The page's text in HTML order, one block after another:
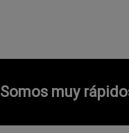
Somos muy